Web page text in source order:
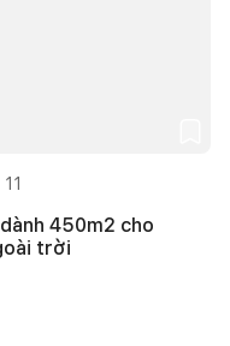
11
450m2 cho
trời